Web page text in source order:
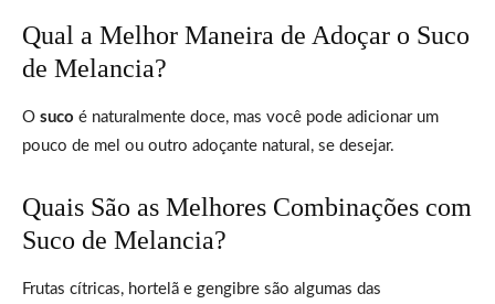
Qual a Melhor Maneira de Adoçar o Suco
de Melancia?
O suco é naturalmente doce, mas você pode adicionar um
pouco de mel ou outro adoçante natural, se desejar.
Quais São as Melhores Combinações com
Suco de Melancia?
Frutas cítricas, hortelã e gengibre são algumas das